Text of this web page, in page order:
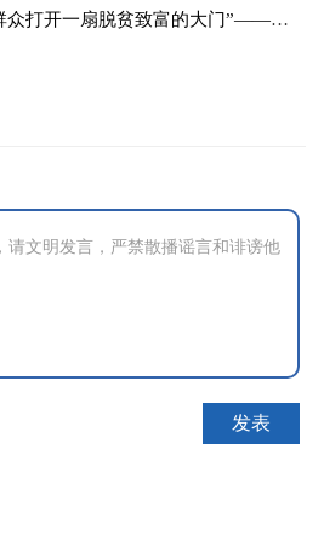
习近平的小康故事丨“给群众打开一扇脱贫致富的大门”——习近平关心百姓出行的故事